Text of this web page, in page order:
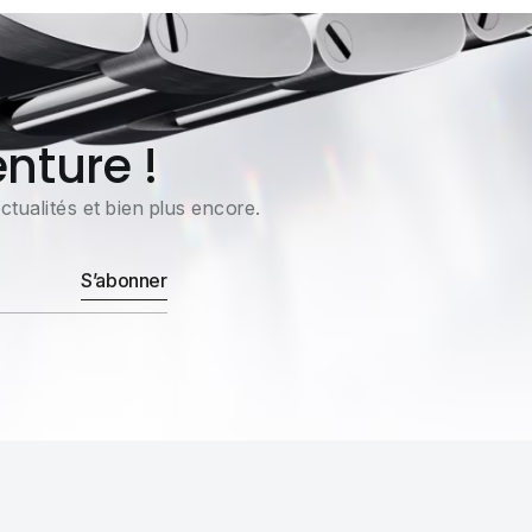
!
et bien plus encore.